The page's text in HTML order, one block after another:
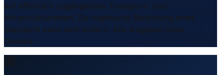
auf öffentlich zugänglichen Transport- und
Infrastrukturdaten. Die logistische Bedeutung eines
Standorts kann sich ändern. Alle Angaben ohne
Gewähr.